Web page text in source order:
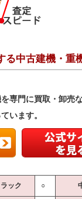
る中古建機・重
専門に買取・卸売
います。
ック ○